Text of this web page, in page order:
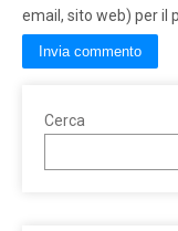
email, sito web) per il
Cerca